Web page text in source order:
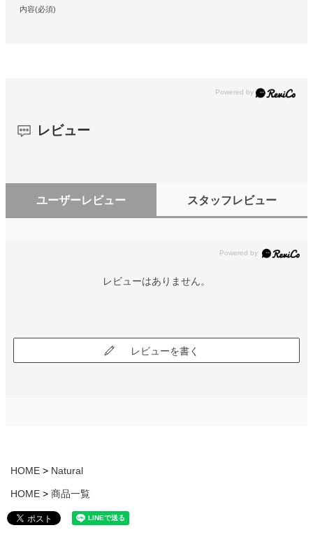
内容(必須)
レビュー
ユーザーレビュー スタッフレビュー
レビューはありません。
レビューを書く
HOME Natural
HOME 商品一覧